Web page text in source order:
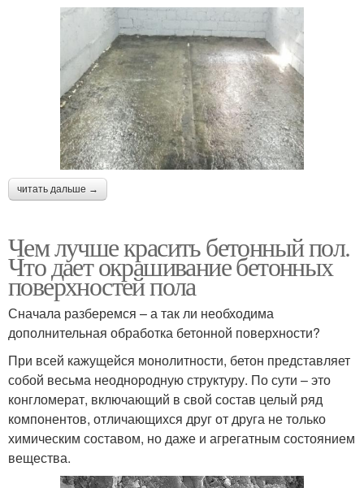
читать дальше →
Чем лучше красить бетонный пол.
Что дает окрашивание бетонных
поверхностей пола
Сначала разберемся – а так ли необходима
дополнительная обработка бетонной поверхности?
При всей кажущейся монолитности, бетон представляет
собой весьма неоднородную структуру. По сути – это
конгломерат, включающий в свой состав целый ряд
компонентов, отличающихся друг от друга не только
химическим составом, но даже и агрегатным состоянием
вещества.